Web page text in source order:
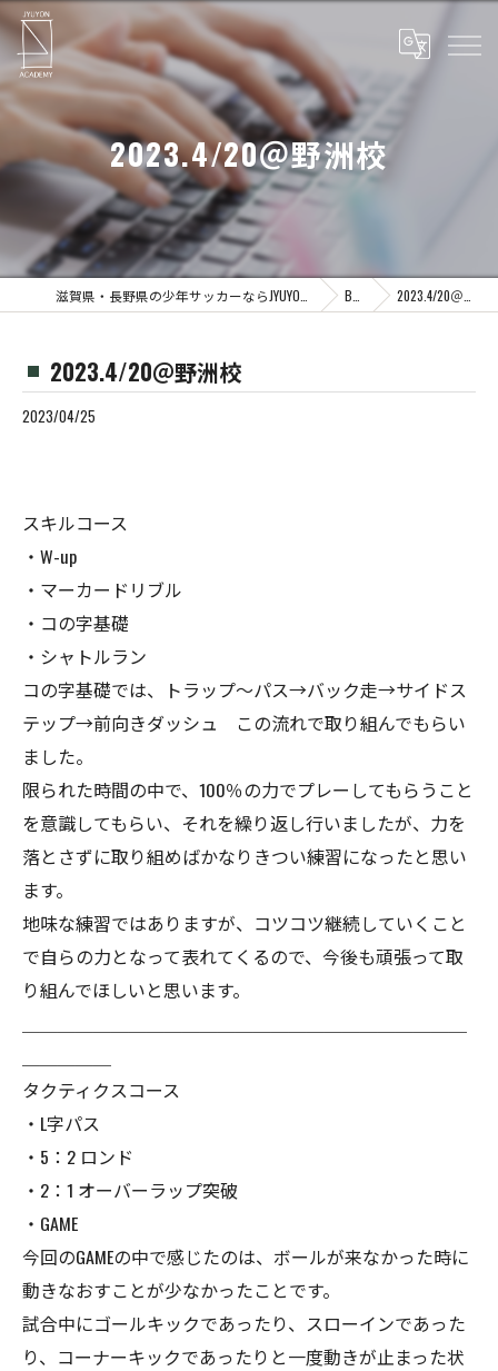
2023.4/20＠野洲校
Blog 2023.4/20＠野洲校
2023.4/20＠野洲校
2023/04/25
スキルコース
・W-up
・マーカードリブル
・コの字基礎
・シャトルラン
コの字基礎では、トラップ〜パス→バック走→サイドス
テップ→前向きダッシュ この流れで取り組んでもらい
ました。
限られた時間の中で、100％の力でプレーしてもらうこと
を意識してもらい、それを繰り返し行いましたが、力を
落とさずに取り組めばかなりきつい練習になったと思い
ます。
地味な練習ではありますが、コツコツ継続していくこと
で自らの力となって表れてくるので、今後も頑張って取
り組んでほしいと思います。
タクティクスコース
・L字パス
・5：2 ロンド
・2：1 オーバーラップ突破
・GAME
今回のGAMEの中で感じたのは、ボールが来なかった時に
動きなおすことが少なかったことです。
試合中にゴールキックであったり、スローインであった
り、コーナーキックであったりと一度動きが止まった状